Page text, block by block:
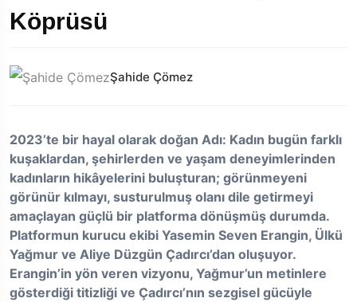
Köprüsü
Şahide Çömez
2023’te bir hayal olarak doğan Adı: Kadın bugün farklı
kuşaklardan, şehirlerden ve yaşam deneyimlerinden
kadınların hikâyelerini buluşturan; görünmeyeni
görünür kılmayı, susturulmuş olanı dile getirmeyi
amaçlayan güçlü bir platforma dönüşmüş durumda.
Platformun kurucu ekibi Yasemin Seven Erangin, Ülkü
Yağmur ve Aliye Düzgün Çadırcı’dan oluşuyor.
Erangin’in yön veren vizyonu, Yağmur’un metinlere
gösterdiği titizliği ve Çadırcı’nın sezgisel gücüyle